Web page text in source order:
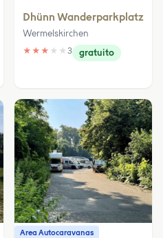
Dhünn Wanderparkplatz
Wermelskirchen
★ ★ ★ ★ ★ 3 gratuito
Area Autocaravanas